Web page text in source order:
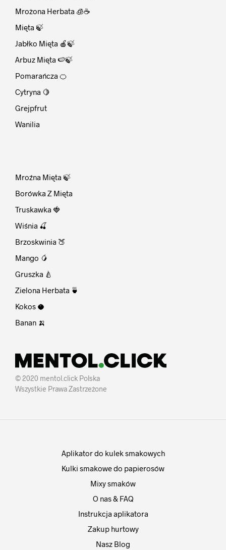
Mrożona Herbata 🧊☕
Mięta 🍃
Jabłko Mięta 🍎🍃
Arbuz Mięta 🍉🍃
Pomarańcza 🍊
Cytryna 🍋
Grejpfrut
Wanilia
Mroźna Mięta 🍃
Borówka Z Mięta
Truskawka 🍓
Wiśnia 🍒
Brzoskwinia 🍑
Mango 🥭
Gruszka 🍐
Zielona Herbata 🍵
Kokos 🥥
Banan 🍌
© 2020 mentol.click Polska
Wszystkie Prawa Zastrzeżone
Aplikator do kulek smakowych
Kulki smakowe do papierosów
Mixy smaków
O nas & FAQ
Instrukcja aplikatora
Zakup hurtowy
Nasz Blog